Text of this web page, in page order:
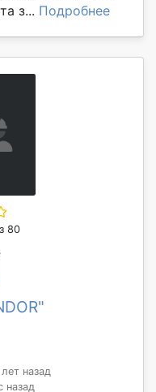
з... Подробнее
80
назад
назад